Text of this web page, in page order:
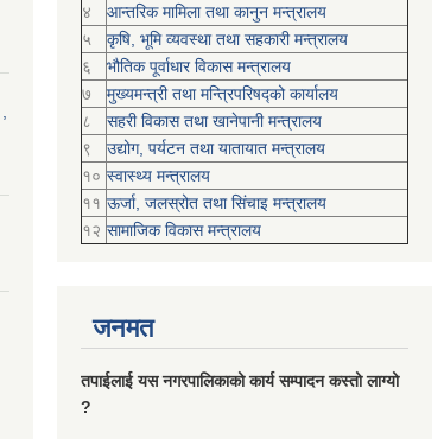
४
आन्तरिक मामिला तथा कानुन मन्त्रालय
५
कृषि, भूमि व्यवस्था तथा सहकारी मन्त्रालय
६
भौतिक पूर्वाधार विकास मन्त्रालय
७
मुख्यमन्त्री तथा मन्त्रिपरिषद्को कार्यालय
८
सहरी विकास तथा खानेपानी मन्त्रालय
९
उद्योग, पर्यटन तथा यातायात मन्त्रालय
१० स्वास्थ्य मन्त्रालय
११ ऊर्जा, जलस्रोत तथा सिंचाइ मन्त्रालय
१२ सामाजिक विकास मन्‍‍त्रालय
जनमत
तपाईलाई यस नगरपालिकाको कार्य सम्पादन कस्तो लाग्यो
?